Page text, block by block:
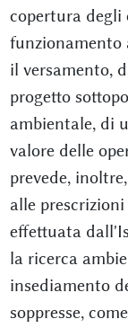
copertura degli
funzionamento
il versamento,
progetto
ambientale, di
valore delle
prevede,
alle
effettuata
la ricerca
insediamento
soppresse,